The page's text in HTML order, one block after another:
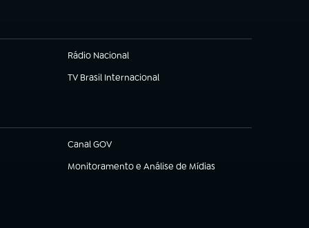
Rádio Nacional
(abre em nova aba)
TV Brasil Internacional
(abre em nova aba)
Canal GOV
(abre em nova aba)
Monitoramento e Análise de Mídias
(abre em nova aba)